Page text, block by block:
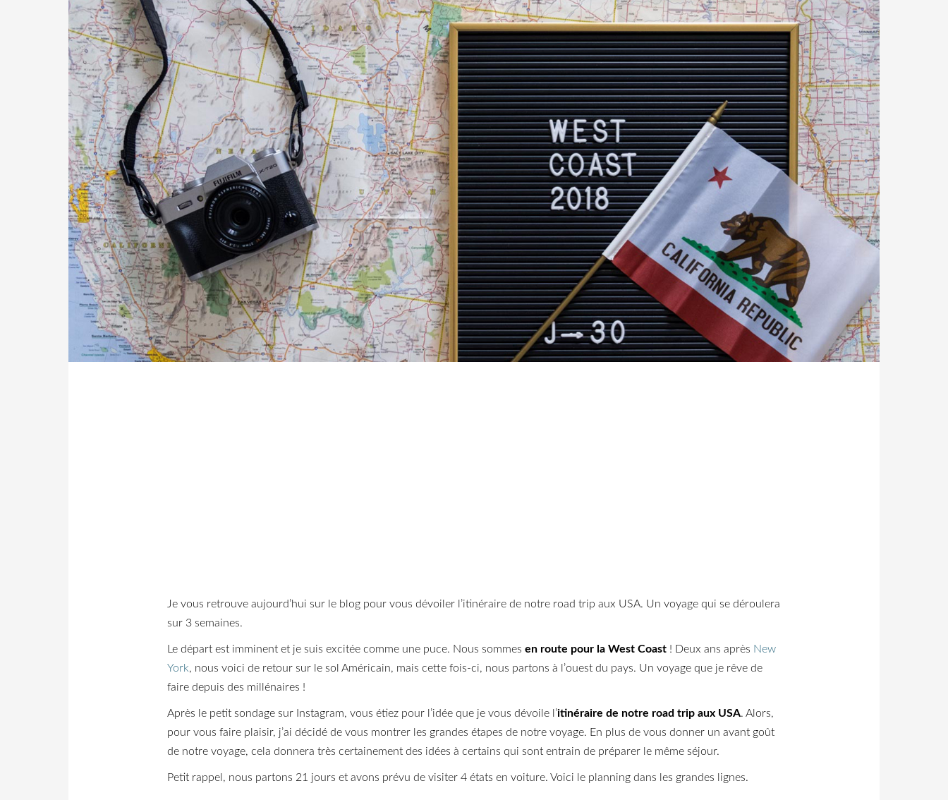
Je vous retrouve aujourd’hui sur le blog pour vous dévoiler l’itinéraire de notre road trip aux USA. Un voyage qui se déroulera
sur 3 semaines.
Le départ est imminent et je suis excitée comme une puce. Nous sommes en route pour la West Coast ! Deux ans après New
York, nous voici de retour sur le sol Américain, mais cette fois-ci, nous partons à l’ouest du pays. Un voyage que je rêve de
faire depuis des millénaires !
Après le petit sondage sur Instagram, vous étiez pour l’idée que je vous dévoile l’itinéraire de notre road trip aux USA. Alors,
pour vous faire plaisir, j’ai décidé de vous montrer les grandes étapes de notre voyage. En plus de vous donner un avant goût
de notre voyage, cela donnera très certainement des idées à certains qui sont entrain de préparer le même séjour.
Petit rappel, nous partons 21 jours et avons prévu de visiter 4 états en voiture. Voici le planning dans les grandes lignes.